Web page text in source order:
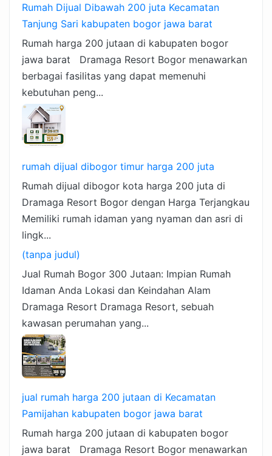
Rumah Dijual Dibawah 200 juta Kecamatan
Tanjung Sari kabupaten bogor jawa barat
Rumah harga 200 jutaan di kabupaten bogor
jawa barat Dramaga Resort Bogor menawarkan
berbagai fasilitas yang dapat memenuhi
kebutuhan peng...
rumah dijual dibogor timur harga 200 juta
Rumah dijual dibogor kota harga 200 juta di
Dramaga Resort Bogor dengan Harga Terjangkau
Memiliki rumah idaman yang nyaman dan asri di
lingk...
(tanpa judul)
Jual Rumah Bogor 300 Jutaan: Impian Rumah
Idaman Anda Lokasi dan Keindahan Alam
Dramaga Resort Dramaga Resort, sebuah
kawasan perumahan yang...
jual rumah harga 200 jutaan di Kecamatan
Pamijahan kabupaten bogor jawa barat
Rumah harga 200 jutaan di kabupaten bogor
jawa barat Dramaga Resort Bogor menawarkan